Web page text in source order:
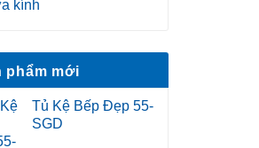
kính
phẩm mới
Tủ Kệ Bếp Đẹp 55-
SGD